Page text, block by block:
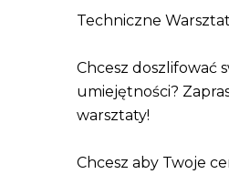
Techniczne
Chcesz doszlifować
umiejętności?
warsztaty!
Chcesz aby Twoje